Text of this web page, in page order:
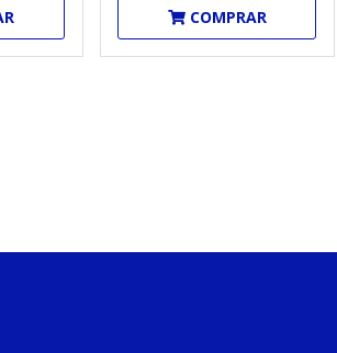
COMPRAR